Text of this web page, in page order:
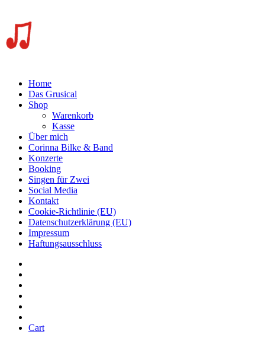
Home
Das Grusical
Shop
Warenkorb
Kasse
Über mich
Corinna Bilke & Band
Konzerte
Booking
Singen für Zwei
Social Media
Kontakt
Cookie-Richtlinie (EU)
Datenschutzerklärung (EU)
Impressum
Haftungsausschluss
Cart